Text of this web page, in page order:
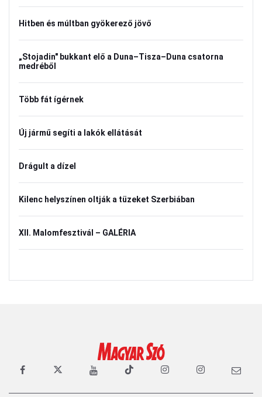
Hitben és múltban gyökerező jövő
„Stojadin" bukkant elő a Duna–Tisza–Duna csatorna
medréből
Több fát ígérnek
Új jármű segíti a lakók ellátását
Drágult a dízel
Kilenc helyszínen oltják a tüzeket Szerbiában
XII. Malomfesztivál – GALÉRIA